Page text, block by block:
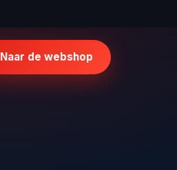
Naar de webshop